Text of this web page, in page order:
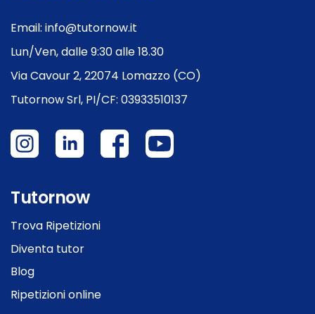
Email: info@tutornow.it
Lun/Ven, dalle 9:30 alle 18.30
Via Cavour 2, 22074 Lomazzo (CO)
Tutornow Srl, PI/CF: 03933510137
Tutornow
Trova Ripetizioni
Diventa tutor
Blog
Ripetizioni online